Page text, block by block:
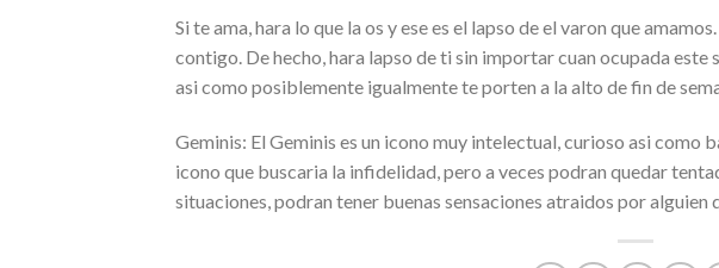
Si te ama, hara lo que la os y ese es el lapso de el varon que
contigo. De hecho, hara lapso de ti sin importar cuan ocupada este
asi­ como posiblemente igualmente te porten a la alto de fin de
Geminis: El Geminis es un icono muy intelectual, curioso asi­ como
icono que buscaria la infidelidad, pero a veces podran quedar
situaciones, podran tener buenas sensaciones atraidos por